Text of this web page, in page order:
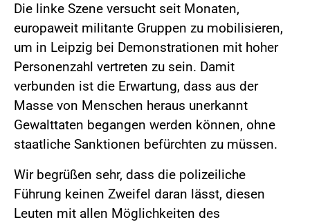
Die linke Szene versucht seit Monaten,
europaweit militante Gruppen zu mobilisieren,
um in Leipzig bei Demonstrationen mit hoher
Personenzahl vertreten zu sein. Damit
verbunden ist die Erwartung, dass aus der
Masse von Menschen heraus unerkannt
Gewalttaten begangen werden können, ohne
staatliche Sanktionen befürchten zu müssen.
Wir begrüßen sehr, dass die polizeiliche
Führung keinen Zweifel daran lässt, diesen
Leuten mit allen Möglichkeiten des